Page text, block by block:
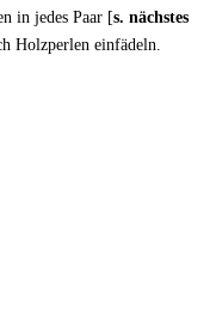
in jedes Paar [s. nächstes
Holzperlen einfädeln.